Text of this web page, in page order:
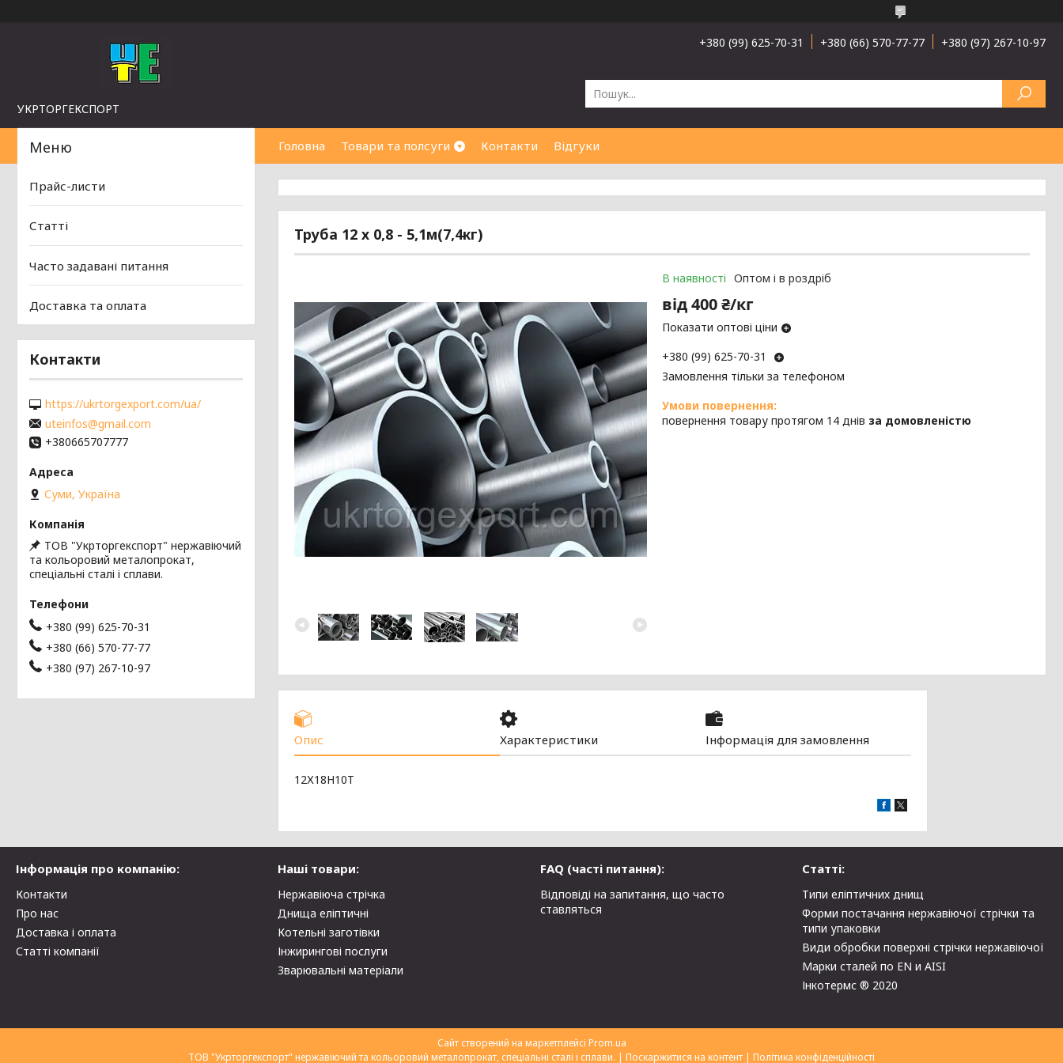
УКРТОРГЕКСПОРТ
+380 (99) 625-70-31 +380 (66) 570-77-77 +380 (97) 267-10-97
Головна Товари та полсуги Контакти Відгуки
Труба 12 х 0,8 - 5,1м(7,4кг)
В наявності Оптом і в роздріб
від400 ₴/кг
Показати оптові ціни
+380 (99) 625-70-31
Замовлення тільки за телефоном
повернення товару протягом 14 днів за домовленістю
Опис Характеристики Інформація для замовлення
12Х18Н10Т
Прайс-листи
Статті
Часто задавані питання
Доставка та оплата
Контакти
https://ukrtorgexport.com/ua/
uteinfos@gmail.com
+380665707777
Суми, Україна
ТОВ "Укрторгекспорт" нержавіючий
та кольоровий металопрокат,
спеціальні сталі і сплави.
+380 (99) 625-70-31
+380 (66) 570-77-77
+380 (97) 267-10-97
Інформація про компанію:
Контакти
Про нас
Доставка і оплата
Статті компанії
Наші товари:
Нержавіюча стрічка
Днища еліптичні
Котельні заготівки
Інжирингові послуги
Зварювальні матеріали
FAQ (часті питання):
Відповіді на запитання, що часто
ставляться
Статті:
Типи еліптичних днищ
Форми постачання нержавіючої стрічки та
типи упаковки
Види обробки поверхні стрічки нержавіючої
Марки сталей по EN и AISI
Інкотермс ® 2020
Сайт створений на маркетплейсі Prom.ua
ТОВ "Укрторгекспорт" нержавіючий та кольоровий металопрокат, спеціальні сталі і сплави. | Поскаржитися на контент | Політика конфіденційності